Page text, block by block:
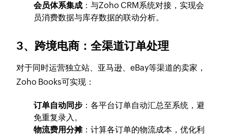
会员体系集成 ：与Zoho CRM系统对接，实现会
员消费数据与库存数据的联动分析。
3、 跨境电商：全渠道订单处理
对于同时运营独立站、亚马逊、eBay等渠道的卖家，
Zoho Books可实现：
订单自动同步 ：各平台订单自动汇总至系统，避
免重复录入。
物流费用分摊：计算各订单的物流成本，优化利